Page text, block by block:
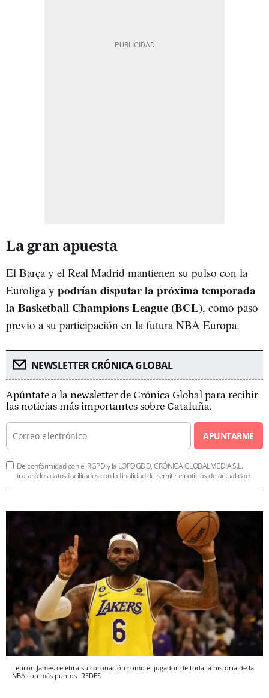
La gran apuesta
El Barça y el Real Madrid mantienen su pulso con la
Euroliga y podrían disputar la próxima temporada
la Basketball Champions League (BCL), como paso
previo a su participación en la futura NBA Europa.
NEWSLETTER CRÓNICA GLOBAL
Apúntate a la newsletter de Crónica Global para recibir
las noticias más importantes sobre Cataluña.
APUNTARME
De conformidad con el RGPD y la LOPDGDD, CRÓNICA GLOBALMEDIA S.L.
tratará los datos facilitados con la finalidad de remitirle noticias de actualidad.
Lebron James celebra su coronación como el jugador de toda la historia de la
NBA con más puntos REDES